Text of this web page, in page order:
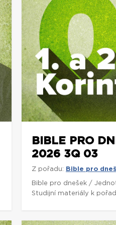
BIBLE PRO
2026 3Q 03
Z pořadu: Bible pro
Bible pro dnešek /
Studijní materiály k